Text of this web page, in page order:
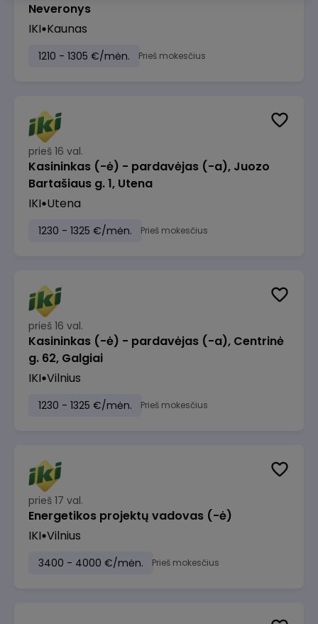
Neveronys
IKI Kaunas
1210 - 1305 €/mėn. Prieš mokesčius
prieš 16 val.
Kasininkas (-ė) - pardavėjas (-a), Juozo
Bartašiaus g. 1, Utena
IKI Utena
1230 - 1325 €/mėn. Prieš mokesčius
prieš 16 val.
Kasininkas (-ė) - pardavėjas (-a), Centrinė
g. 62, Galgiai
IKI Vilnius
1230 - 1325 €/mėn. Prieš mokesčius
prieš 17 val.
Energetikos projektų vadovas (-ė)
IKI Vilnius
3400 - 4000 €/mėn. Prieš mokesčius